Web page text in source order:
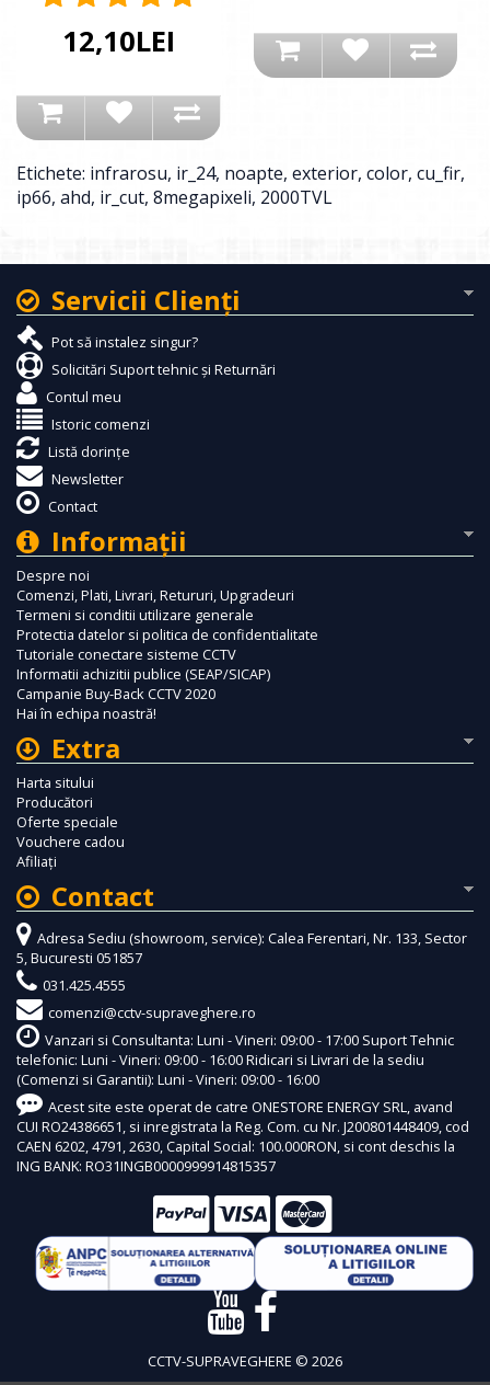
12,10LEI
Etichete: infrarosu, ir_24, noapte, exterior, color, cu_fir,
ip66, ahd, ir_cut, 8megapixeli, 2000TVL
Servicii Clienţi
Pot să instalez singur?
Solicitări Suport tehnic și Returnări
Contul meu
Istoric comenzi
Listă dorințe
Newsletter
Contact
Informaţii
Despre noi
Comenzi, Plati, Livrari, Retururi, Upgradeuri
Termeni si conditii utilizare generale
Protectia datelor si politica de confidentialitate
Tutoriale conectare sisteme CCTV
Informatii achizitii publice (SEAP/SICAP)
Campanie Buy-Back CCTV 2020
Hai în echipa noastră!
Extra
Harta sitului
Producători
Oferte speciale
Vouchere cadou
Afiliaţi
Contact
Adresa Sediu (showroom, service): Calea Ferentari, Nr. 133, Sector
5, Bucuresti 051857
031.425.4555
comenzi@cctv-supraveghere.ro
Vanzari si Consultanta: Luni - Vineri: 09:00 - 17:00 Suport Tehnic
telefonic: Luni - Vineri: 09:00 - 16:00 Ridicari si Livrari de la sediu
(Comenzi si Garantii): Luni - Vineri: 09:00 - 16:00
Acest site este operat de catre ONESTORE ENERGY SRL, avand
CUI RO24386651, si inregistrata la Reg. Com. cu Nr. J200801448409, cod
CAEN 6202, 4791, 2630, Capital Social: 100.000RON, si cont deschis la
ING BANK: RO31INGB0000999914815357
CCTV-SUPRAVEGHERE © 2026